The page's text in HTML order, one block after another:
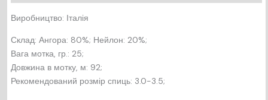
Виробництво: Італія
Склад: Ангора: 80%; Нейлон: 20%;
Вага мотка, гр.: 25;
Довжина в мотку, м: 92;
Рекомендований розмір спиць: 3.0-3.5;